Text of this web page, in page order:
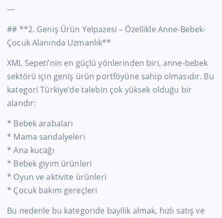
—
## **2. Geniş Ürün Yelpazesi – Özellikle Anne-Bebek-
Çocuk Alanında Uzmanlık**
XML Sepeti’nin en güçlü yönlerinden biri, anne-bebek
sektörü için geniş ürün portföyüne sahip olmasıdır. Bu
kategori Türkiye’de talebin çok yüksek olduğu bir
alandır:
* Bebek arabaları
* Mama sandalyeleri
* Ana kucağı
* Bebek giyim ürünleri
* Oyun ve aktivite ürünleri
* Çocuk bakım gereçleri
Bu nedenle bu kategoride bayilik almak, hızlı satış ve